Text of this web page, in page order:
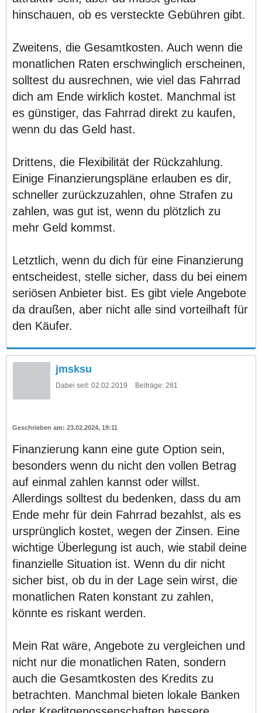
hinschauen, ob es versteckte Gebühren gibt.
Zweitens, die Gesamtkosten. Auch wenn die
monatlichen Raten erschwinglich erscheinen,
solltest du ausrechnen, wie viel das Fahrrad
dich am Ende wirklich kostet. Manchmal ist
es günstiger, das Fahrrad direkt zu kaufen,
wenn du das Geld hast.
Drittens, die Flexibilität der Rückzahlung.
Einige Finanzierungspläne erlauben es dir,
schneller zurückzuzahlen, ohne Strafen zu
zahlen, was gut ist, wenn du plötzlich zu
mehr Geld kommst.
Letztlich, wenn du dich für eine Finanzierung
entscheidest, stelle sicher, dass du bei einem
seriösen Anbieter bist. Es gibt viele Angebote
da draußen, aber nicht alle sind vorteilhaft für
den Käufer.
jmsksu
Dabei seit: 02.02.2019 Beiträge: 281
23.02.2024, 19:11
Finanzierung kann eine gute Option sein,
besonders wenn du nicht den vollen Betrag
auf einmal zahlen kannst oder willst.
Allerdings solltest du bedenken, dass du am
Ende mehr für dein Fahrrad bezahlst, als es
ursprünglich kostet, wegen der Zinsen. Eine
wichtige Überlegung ist auch, wie stabil deine
finanzielle Situation ist. Wenn du dir nicht
sicher bist, ob du in der Lage sein wirst, die
monatlichen Raten konstant zu zahlen,
könnte es riskant werden.
Mein Rat wäre, Angebote zu vergleichen und
nicht nur die monatlichen Raten, sondern
auch die Gesamtkosten des Kredits zu
betrachten. Manchmal bieten lokale Banken